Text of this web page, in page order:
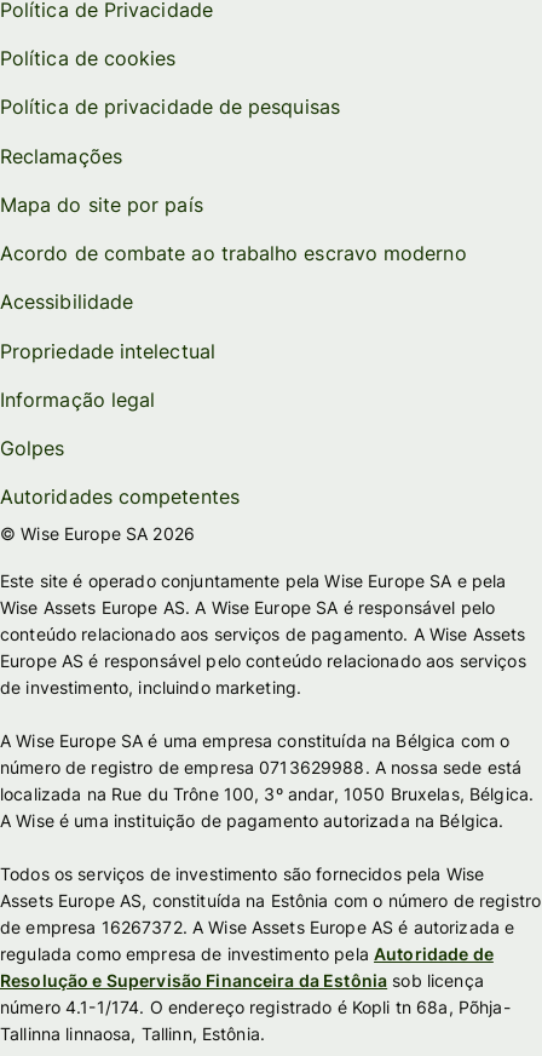
Política de Privacidade
Política de cookies
Política de privacidade de pesquisas
Reclamações
Mapa do site por país
Acordo de combate ao trabalho escravo moderno
Acessibilidade
Propriedade intelectual
Informação legal
Golpes
Autoridades competentes
© Wise Europe SA 2026
Este site é operado conjuntamente pela Wise Europe SA e pela
Wise Assets Europe AS. A Wise Europe SA é responsável pelo
conteúdo relacionado aos serviços de pagamento. A Wise Assets
Europe AS é responsável pelo conteúdo relacionado aos serviços
de investimento, incluindo marketing.
A Wise Europe SA é uma empresa constituída na Bélgica com o
número de registro de empresa 0713629988. A nossa sede está
localizada na Rue du Trône 100, 3º andar, 1050 Bruxelas, Bélgica.
A Wise é uma instituição de pagamento autorizada na Bélgica.
Todos os serviços de investimento são fornecidos pela Wise
Assets Europe AS, constituída na Estônia com o número de registro
de empresa 16267372. A Wise Assets Europe AS é autorizada e
regulada como empresa de investimento pelaAutoridade de
Resolução e Supervisão Financeira da Estônia sob licença
número 4.1-1/174. O endereço registrado é Kopli tn 68a, Põhja-
Tallinna linnaosa, Tallinn, Estônia.